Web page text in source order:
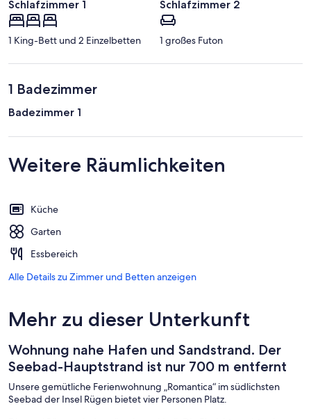
Schlafzimmer 1
1 King-Bett und 2 Einzelbetten
Schlafzimmer 2
1 großes Futon
1 Badezimmer
Badezimmer 1
Weitere Räumlichkeiten
Küche
Garten
Essbereich
Alle Details zu Zimmer und Betten anzeigen
Mehr zu dieser Unterkunft
Wohnung nahe Hafen und Sandstrand. Der
Seebad-Hauptstrand ist nur 700 m entfernt
Unsere gemütliche Ferienwohnung „Romantica“ im südlichsten
Seebad der Insel Rügen bietet vier Personen Platz.